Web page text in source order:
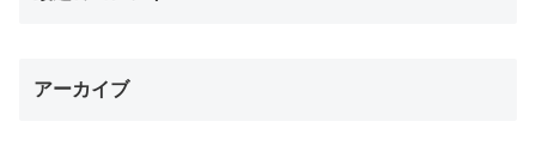
アーカイブ